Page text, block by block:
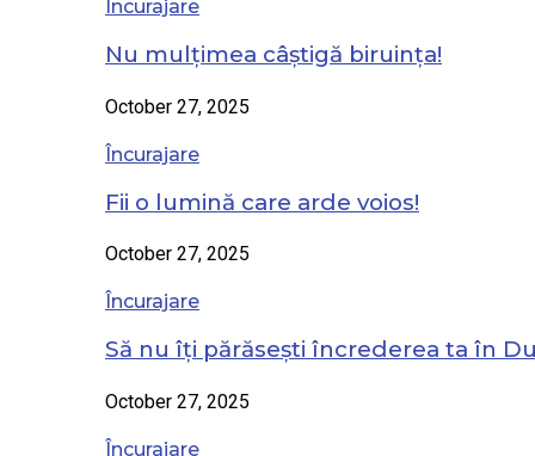
Încurajare
Nu mulțimea câștigă biruința!
October 27, 2025
Încurajare
Fii o lumină care arde voios!
October 27, 2025
Încurajare
Să nu îți părăsești încrederea ta în
October 27, 2025
Încurajare